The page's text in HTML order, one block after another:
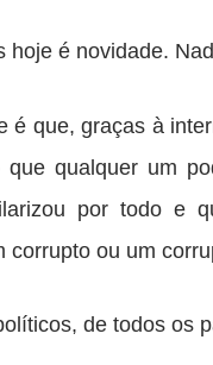
hoje é novidade.
é que, graças à
qualquer um
por todo e
corrupto ou um
de todos os